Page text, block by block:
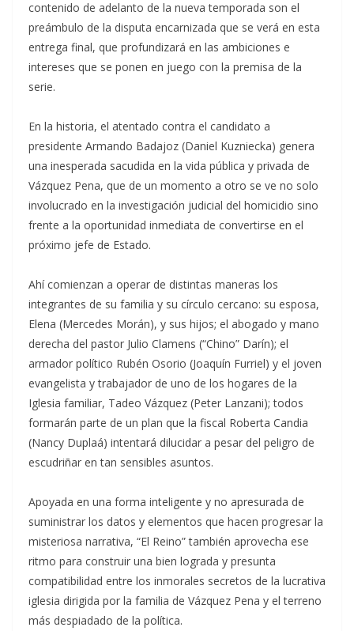
contenido de adelanto de la nueva temporada son el
preámbulo de la disputa encarnizada que se verá en esta
entrega final, que profundizará en las ambiciones e
intereses que se ponen en juego con la premisa de la
serie.
En la historia, el atentado contra el candidato a
presidente Armando Badajoz (Daniel Kuzniecka) genera
una inesperada sacudida en la vida pública y privada de
Vázquez Pena, que de un momento a otro se ve no solo
involucrado en la investigación judicial del homicidio sino
frente a la oportunidad inmediata de convertirse en el
próximo jefe de Estado.
Ahí comienzan a operar de distintas maneras los
integrantes de su familia y su círculo cercano: su esposa,
Elena (Mercedes Morán), y sus hijos; el abogado y mano
derecha del pastor Julio Clamens (“Chino” Darín); el
armador político Rubén Osorio (Joaquín Furriel) y el joven
evangelista y trabajador de uno de los hogares de la
Iglesia familiar, Tadeo Vázquez (Peter Lanzani); todos
formarán parte de un plan que la fiscal Roberta Candia
(Nancy Duplaá) intentará dilucidar a pesar del peligro de
escudriñar en tan sensibles asuntos.
Apoyada en una forma inteligente y no apresurada de
suministrar los datos y elementos que hacen progresar la
misteriosa narrativa, “El Reino” también aprovecha ese
ritmo para construir una bien lograda y presunta
compatibilidad entre los inmorales secretos de la lucrativa
iglesia dirigida por la familia de Vázquez Pena y el terreno
más despiadado de la política.